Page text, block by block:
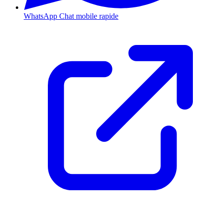
WhatsApp Chat mobile rapide